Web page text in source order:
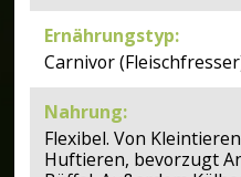
Ernährungstyp:
Carnivor
Nahrung:
Flexibel. Von
Huftieren, bevorzugt